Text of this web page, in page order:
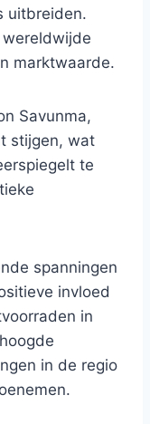
uitbreiden.
marktwaarde.
Savunma,
stijgen, wat
te
spanningen
invloed
in
in de regio